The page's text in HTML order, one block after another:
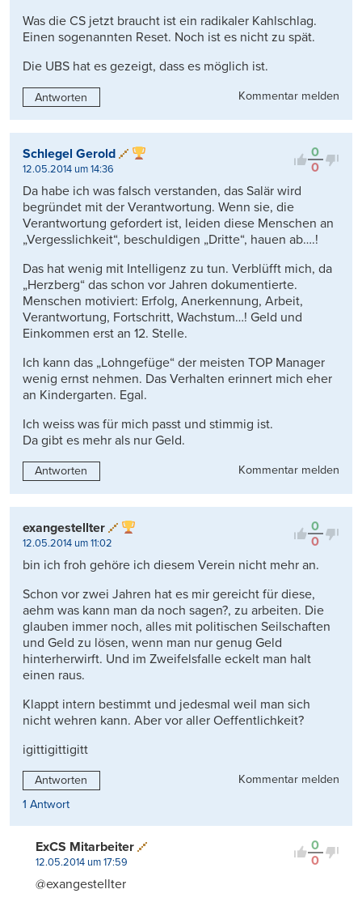
Was die CS jetzt braucht ist ein radikaler Kahlschlag.
Einen sogenannten Reset. Noch ist es nicht zu spät.
Die UBS hat es gezeigt, dass es möglich ist.
Antworten Kommentar melden
0
0
Schlegel Gerold
12.05.2014 um 14:36
Da habe ich was falsch verstanden, das Salär wird
begründet mit der Verantwortung. Wenn sie, die
Verantwortung gefordert ist, leiden diese Menschen an
„Vergesslichkeit“, beschuldigen „Dritte“, hauen ab….!
Das hat wenig mit Intelligenz zu tun. Verblüfft mich, da
„Herzberg“ das schon vor Jahren dokumentierte.
Menschen motiviert: Erfolg, Anerkennung, Arbeit,
Verantwortung, Fortschritt, Wachstum…! Geld und
Einkommen erst an 12. Stelle.
Ich kann das „Lohngefüge“ der meisten TOP Manager
wenig ernst nehmen. Das Verhalten erinnert mich eher
an Kindergarten. Egal.
Ich weiss was für mich passt und stimmig ist.
Da gibt es mehr als nur Geld.
Antworten Kommentar melden
0
0
exangestellter
12.05.2014 um 11:02
bin ich froh gehöre ich diesem Verein nicht mehr an.
Schon vor zwei Jahren hat es mir gereicht für diese,
aehm was kann man da noch sagen?, zu arbeiten. Die
glauben immer noch, alles mit politischen Seilschaften
und Geld zu lösen, wenn man nur genug Geld
hinterherwirft. Und im Zweifelsfalle eckelt man halt
einen raus.
Klappt intern bestimmt und jedesmal weil man sich
nicht wehren kann. Aber vor aller Oeffentlichkeit?
igittigittigitt
Antworten
Kommentar melden
1 Antwort
0
0
ExCS Mitarbeiter
12.05.2014 um 17:59
@exangestellter